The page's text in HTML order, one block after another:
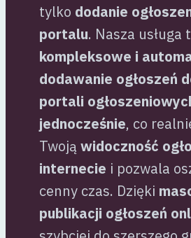
tylko dodanie
portalu. Nasza usługa
kompleksowe i
dodawanie ogłoszeń
portali
jednocześnie, co
Twoją widoczność
internecie i pozwala
cenny czas. Dzięki
publikacji ogłoszeń